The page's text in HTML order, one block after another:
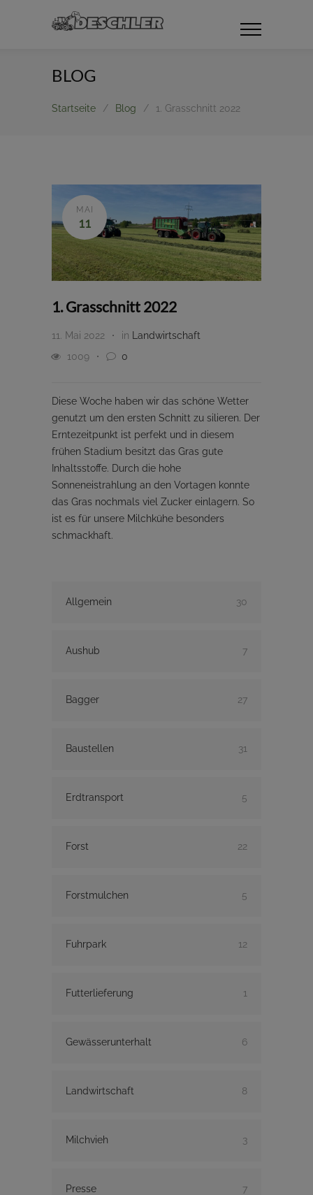
BLOG
Startseite / Blog / 1. Grasschnitt 2022
MAI
11
1. Grasschnitt 2022
11. Mai 2022 in
Landwirtschaft
1009
0
Diese Woche haben wir das schöne Wetter
genutzt um den ersten Schnitt zu silieren. Der
Erntezeitpunkt ist perfekt und in diesem
frühen Stadium besitzt das Gras gute
Inhaltsstoffe. Durch die hohe
Sonneneistrahlung an den Vortagen konnte
das Gras nochmals viel Zucker einlagern. So
ist es für unsere Milchkühe besonders
schmackhaft.
Allgemein 30
Aushub 7
Bagger 27
Baustellen 31
Erdtransport 5
Forst 22
Forstmulchen 5
Fuhrpark 12
Futterlieferung 1
Gewässerunterhalt 6
Landwirtschaft 8
Milchvieh 3
Presse 7